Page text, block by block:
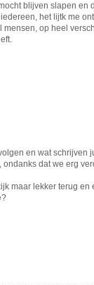
blijven slapen en
het lijtk me
mensen, op heel
en wat schrijven
dat we erg
maar lekker terug